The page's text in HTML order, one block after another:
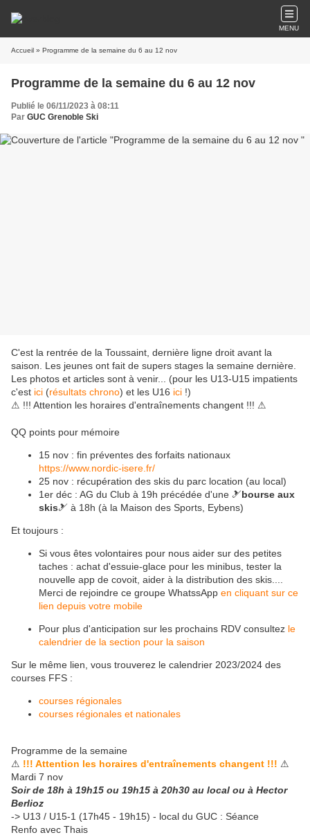
MENU
Accueil » Programme de la semaine du 6 au 12 nov
Programme de la semaine du 6 au 12 nov
Publié le 06/11/2023 à 08:11
Par GUC Grenoble Ski
C'est la rentrée de la Toussaint, dernière ligne droit avant la
saison. Les jeunes ont fait de supers stages la semaine dernière.
Les photos et articles sont à venir... (pour les U13-U15 impatients
c'est ici (résultats chrono) et les U16 ici !)
⚠ !!! Attention les horaires d'entraînements changent !!! ⚠
QQ points pour mémoire
15 nov : fin préventes des forfaits nationaux
https://www.nordic-isere.fr/
25 nov : récupération des skis du parc location (au local)
1er déc : AG du Club à 19h précédée d'une 🎿bourse aux
skis🎿 à 18h (à la Maison des Sports, Eybens)
Et toujours :
Si vous êtes volontaires pour nous aider sur des petites
taches : achat d'essuie-glace pour les minibus, tester la
nouvelle app de covoit, aider à la distribution des skis....
Merci de rejoindre ce groupe WhatssApp en cliquant sur ce
lien depuis votre mobile
Pour plus d'anticipation sur les prochains RDV consultez le
calendrier de la section pour la saison
Sur le même lien, vous trouverez le calendrier 2023/2024 des
courses FFS :
courses régionales
courses régionales et nationales
Programme de la semaine
⚠ !!! Attention les horaires d'entraînements changent !!! ⚠
Mardi 7 nov
Soir de 18h à 19h15 ou 19h15 à 20h30 au local ou à Hector
Berlioz
-> U13 / U15-1 (17h45 - 19h15) - local du GUC : Séance
Renfo avec Thais